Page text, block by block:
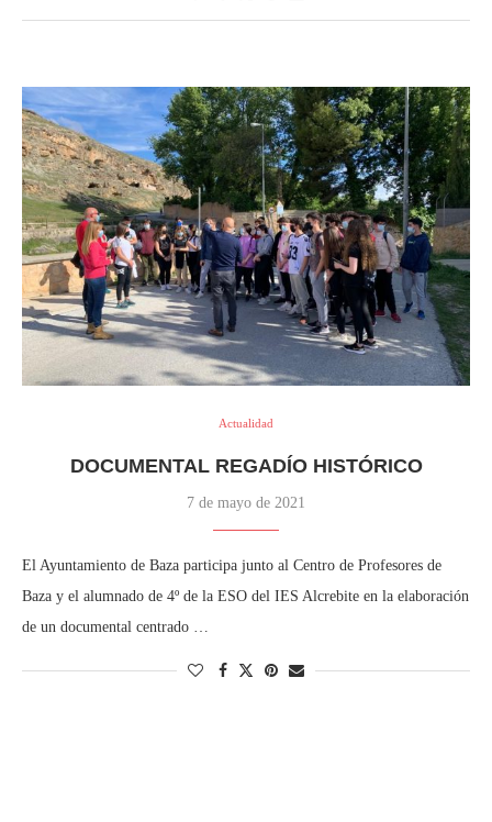
Actualidad
DOCUMENTAL REGADÍO HISTÓRICO
7 de mayo de 2021
El Ayuntamiento de Baza participa junto al Centro de Profesores de
Baza y el alumnado de 4º de la ESO del IES Alcrebite en la elaboración
de un documental centrado …